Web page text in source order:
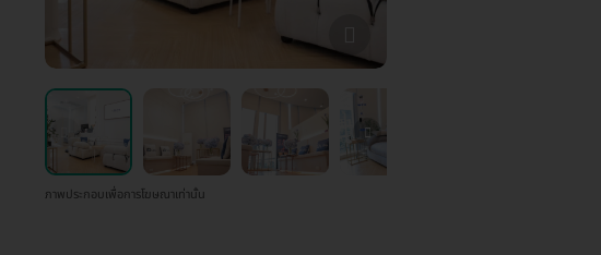
ภาพประกอบเพื่อการโฆษณาเท่านั้น